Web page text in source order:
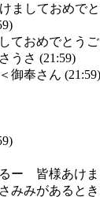
ましておめで
ておめでとうご
うさ (21:59)
御奉さん (21:59)
ー 皆様あけ
みがあるとき